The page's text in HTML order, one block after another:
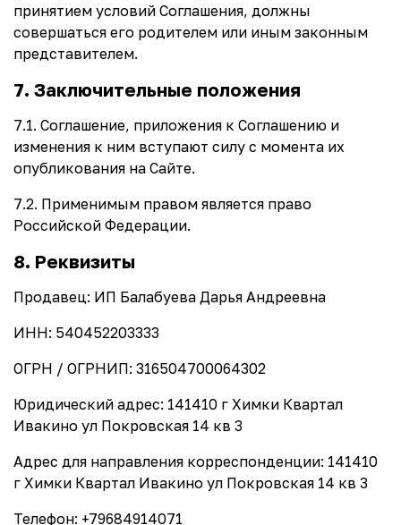
принятием условий Соглашения, должны
совершаться его родителем или иным законным
представителем.
7. Заключительные положения
7.1. Соглашение, приложения к Соглашению и
изменения к ним вступают силу с момента их
опубликования на Сайте.
7.2. Применимым правом является право
Российской Федерации.
8. Реквизиты
Продавец: ИП Балабуева Дарья Андреевна
ИНН: 540452203333
ОГРН / ОГРНИП: 316504700064302
Юридический адрес: 141410 г Химки Квартал
Ивакино ул Покровская 14 кв 3
Адрес для направления корреспонденции: 141410
г Химки Квартал Ивакино ул Покровская 14 кв 3
Телефон: +79684914071